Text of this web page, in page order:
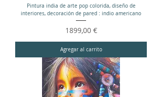
Pintura india de arte pop colorida, diseño de
interiores, decoración de pared : indio americano
Precio
1899,00 €
Agregar al carrito